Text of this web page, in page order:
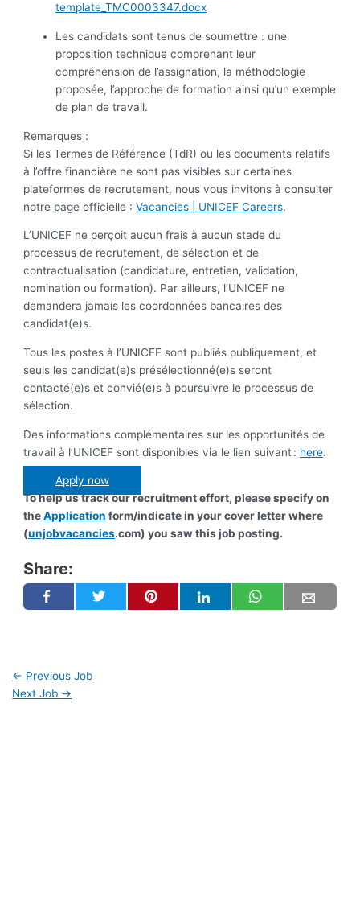
template_TMC0003347.docx
Les candidats sont tenus de soumettre : une
proposition technique comprenant leur
compréhension de l’assignation, la méthodologie
proposée, l’approche de formation ainsi qu’un exemple
de plan de travail.
Remarques :
Si les Termes de Référence (TdR) ou les documents relatifs
à l’offre financière ne sont pas visibles sur certaines
plateformes de recrutement, nous vous invitons à consulter
notre page officielle :Vacancies | UNICEF Careers.
L’UNICEF ne perçoit aucun frais à aucun stade du
processus de recrutement, de sélection et de
contractualisation (candidature, entretien, validation,
nomination ou formation). Par ailleurs, l’UNICEF ne
demandera jamais les coordonnées bancaires des
candidat(e)s.
Tous les postes à l’UNICEF sont publiés publiquement, et
seuls les candidat(e)s présélectionné(e)s seront
contacté(e)s et convié(e)s à poursuivre le processus de
sélection.
Des informations complémentaires sur les opportunités de
travail à l’UNICEF sont disponibles via le lien suivant : here.
Apply now
To help us track our recruitment effort, please specify on
theApplication form/indicate in your cover letter where
(unjobvacancies.com) you saw this job posting.
Share:
← Previous Job
Next Job →